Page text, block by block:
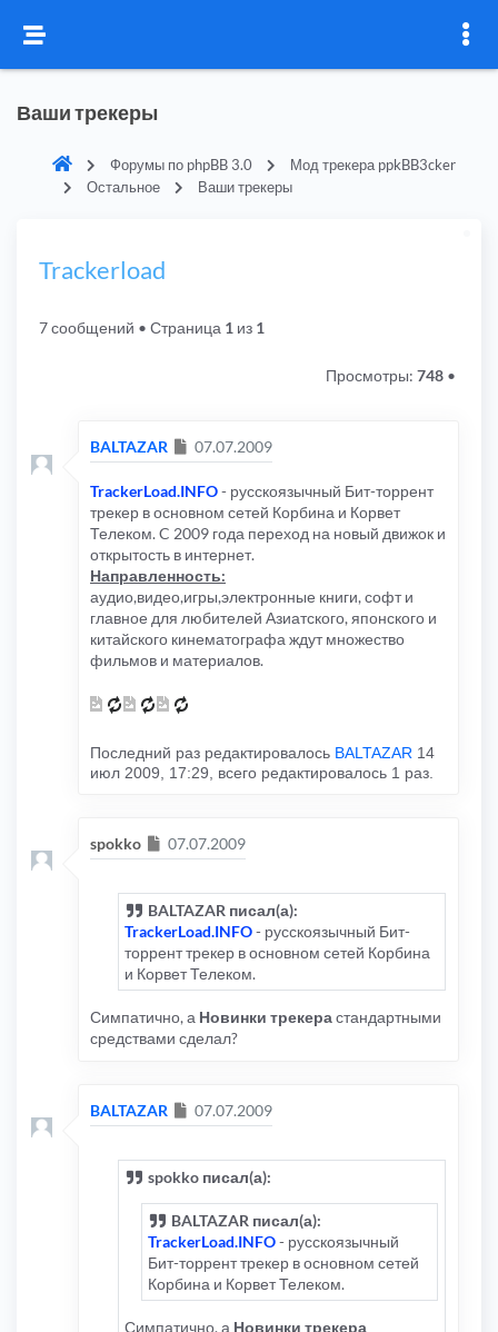
Ваши трекеры
Форумы по phpBB 3.0
Мод трекера ppkBB3cker
Остальное
Ваши трекеры
Trackerload
7 сообщений • Страница 1 из 1
Просмотры: 748 •
BALTAZAR Сообщение
07.07.2009
TrackerLoad.INFO- русскоязычный Бит-торрент
трекер в основном сетей Корбина и Корвет
Телеком. C 2009 года переход на новый движок и
открытость в интернет.
Направленность:
аудио,видео,игры,электронные книги, софт и
главное для любителей Азиатского, японского и
китайского кинематографа ждут множество
фильмов и материалов.
Последний раз редактировалось BALTAZAR 14
июл 2009, 17:29, всего редактировалось 1 раз.
spokko Сообщение
07.07.2009
BALTAZAR писал(а):
TrackerLoad.INFO- русскоязычный Бит-
торрент трекер в основном сетей Корбина
и Корвет Телеком.
Симпатично, а Новинки трекерастандартными
средствами сделал?
BALTAZAR Сообщение
07.07.2009
spokko писал(а):
BALTAZAR писал(а):
TrackerLoad.INFO- русскоязычный
Бит-торрент трекер в основном сетей
Корбина и Корвет Телеком.
Симпатично, а Новинки трекера